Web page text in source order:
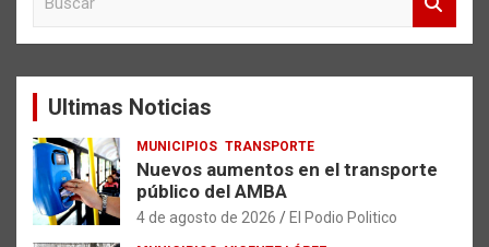
a
Ultimas Noticias
MUNICIPIOS TRANSPORTE
Nuevos aumentos en el transporte
público del AMBA
4 de agosto de 2026 El Podio Politico